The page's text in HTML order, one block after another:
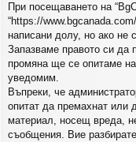
ъз
ки
При посещаването на
“https://
написани долу, но ако не
Запазваме правото си да
промяна ще се опитаме
уведомим.
Въпреки, че
опитат да премахнат или
материал, носещ вреда,
съобщения. Вие